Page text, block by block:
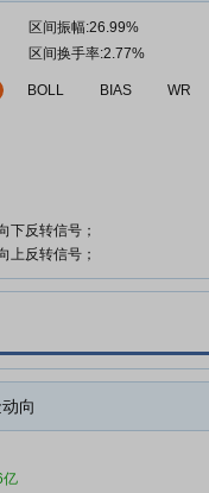
区间振幅:26.99%
区间换手率:2.77%
BOLL BIAS
WR
下反转信号；
上反转信号；
向
亿